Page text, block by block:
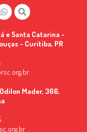
e Santa Catarina -
- Curitiba, PR
Mader, 366,